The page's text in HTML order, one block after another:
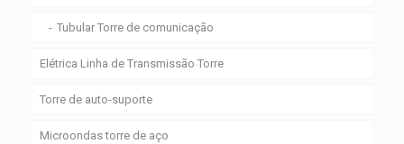
Tubular Torre de comunicação
Elétrica Linha de Transmissão Torre
Torre de auto-suporte
Microondas torre de aço